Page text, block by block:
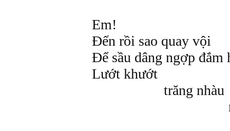
Em!
Đến rồi sao quay vội
Để sầu dâng ngợp đắm
Lướt khướt
trăng nhàu
mờ